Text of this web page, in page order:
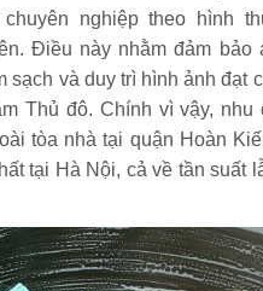
nghiệp theo hình
Điều này nhằm đảm bảo
sạch và duy trì hình ảnh đạt
Thủ đô. Chính vì vậy, nhu
tòa nhà tại quận Hoàn
tại Hà Nội, cả về tần suất